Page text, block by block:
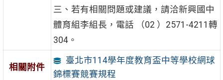
三、若有相關問題或建議，請洽新興國中
體育組李組長，電話 （02 ）2571-4211轉
304。
相關附件
臺北市114學年度教育盃中等學校網球
錦標賽競賽規程